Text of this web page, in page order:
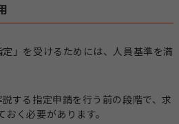
」を受けるためには、人員基準を満
する指定申請を行う前の段階で、求
く必要があります。